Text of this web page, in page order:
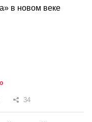
в новом веке
34